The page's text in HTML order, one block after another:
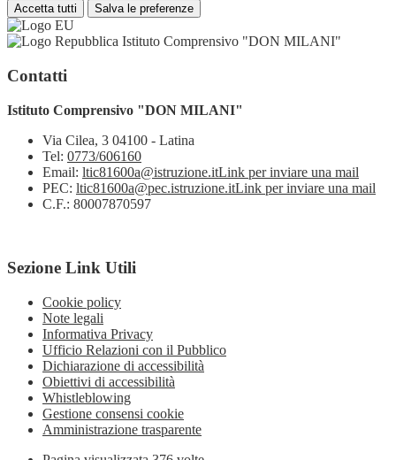
Accetta tutti Salva le preferenze
Istituto Comprensivo "DON MILANI"
Contatti
Istituto Comprensivo "DON MILANI"
Via Cilea, 3 04100 - Latina
Tel: 0773/606160
Email: ltic81600a@istruzione.itLink per inviare una mail
PEC: ltic81600a@pec.istruzione.itLink per inviare una mail
C.F.: 80007870597
Sezione Link Utili
Cookie policy
Note legali
Informativa Privacy
Ufficio Relazioni con il Pubblico
Dichiarazione di accessibilità
Obiettivi di accessibilità
Whistleblowing
Gestione consensi cookie
Amministrazione trasparente